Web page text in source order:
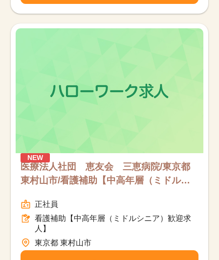
NEW
医療法人社団 恵友会 三恵病院/東京都
東村山市/看護補助【中高年層（ミドルシ
正社員
看護補助【中高年層（ミドルシニア）歓迎求
人】
東京都 東村山市